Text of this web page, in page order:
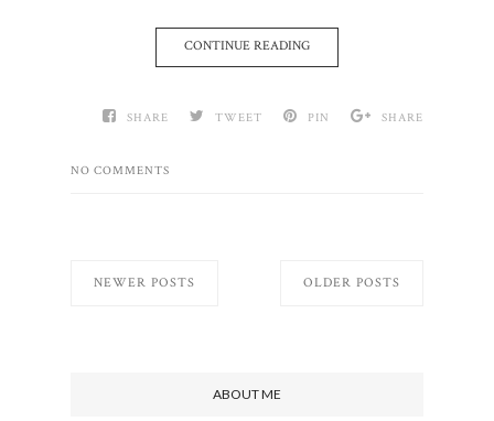
CONTINUE READING
SHARE TWEET PIN SHARE
NO COMMENTS
NEWER POSTS OLDER POSTS
ABOUT ME